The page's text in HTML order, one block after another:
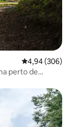
Classificação
4,94 (306)
perto de